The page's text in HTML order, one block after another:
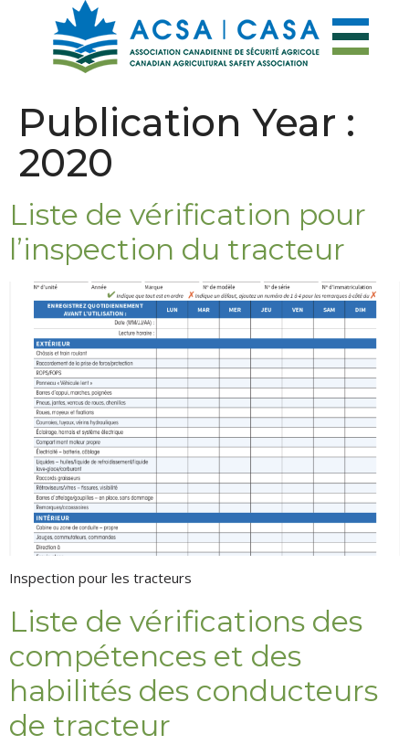
Publication Year :
2020
Liste de vérification pour
l’inspection du tracteur
Inspection pour les tracteurs
Liste de vérifications des
compétences et des
habilités des conducteurs
de tracteur